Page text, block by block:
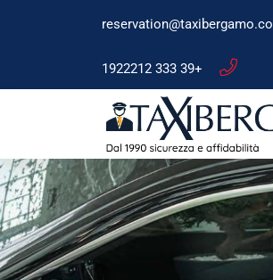
+39 333 1922212